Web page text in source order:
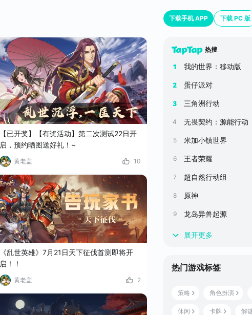
【已开奖】【有奖活动】第二次测试22日开
启，预约晒图送好礼！~
黄老盖 10
《乱世英雄》7月21日天下征伐首测即将开
启！！
黄老盖 2
下载手机 APP 下载 PC 版
热搜
1 我的世界：移动版
2 蛋仔派对
3 三角洲行动
4 无畏契约：源能行动
5 米加小镇世界
6 王者荣耀
7 超自然行动组
8 原神
9 龙岛异兽起源
展开更多
热门游戏标签
策略 角色扮演
休闲 卡牌 解